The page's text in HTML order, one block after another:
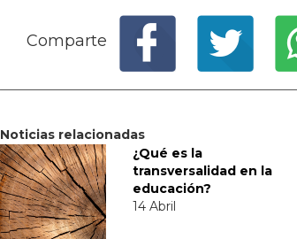
Comparte
Noticias relacionadas
¿Qué es la
transversalidad en la
educación?
14 Abril